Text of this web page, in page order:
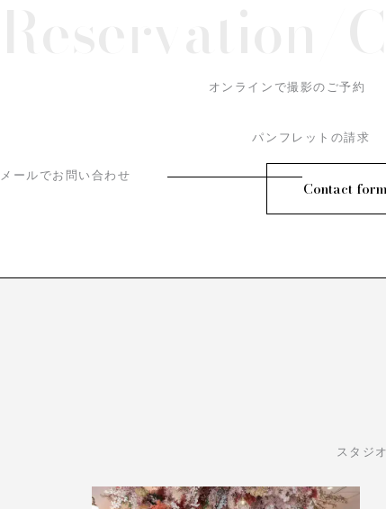
オンラインで撮影のご予約
パンフレットの請求
メールでお問い合わせ
Contact form
スタジ